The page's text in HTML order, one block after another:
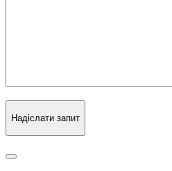
Надіслати запит